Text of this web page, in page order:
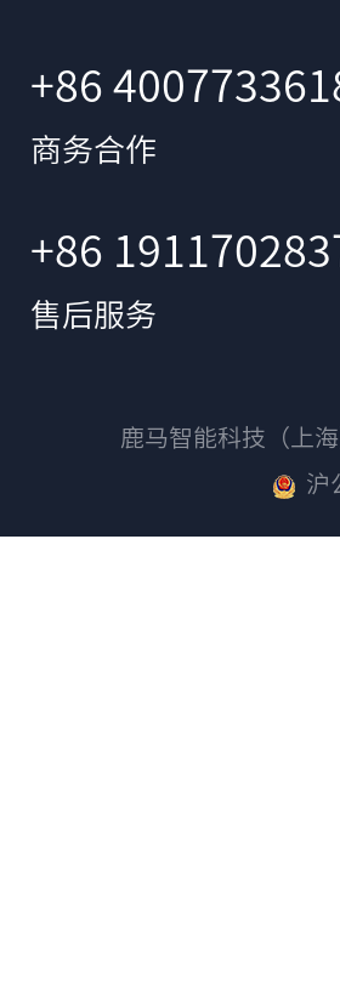
+86
商务合作
+86
售后服务
鹿马智能科技（上
沪